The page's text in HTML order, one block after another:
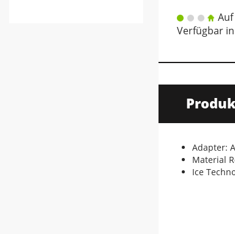
Verfügbar
Adapter:
Material
Ice